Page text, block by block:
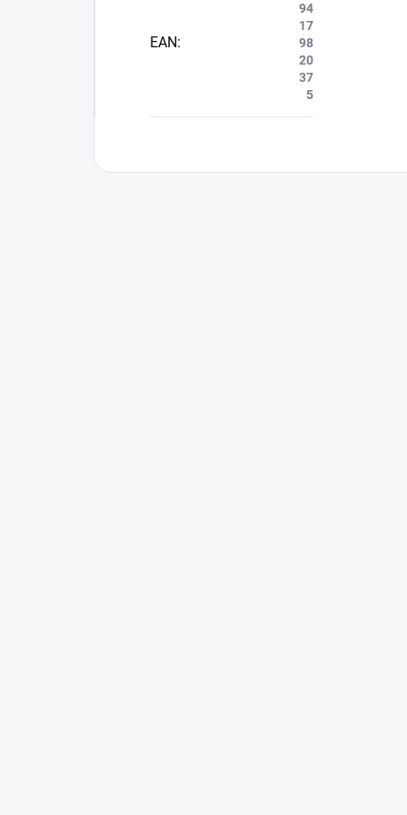
EAN:
94
17
98
20
37
5